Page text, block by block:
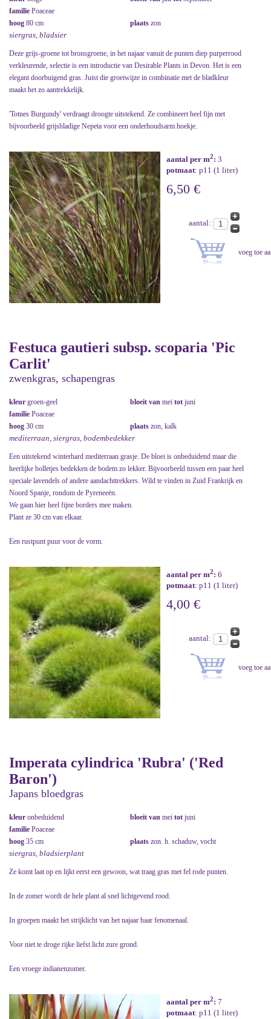
familie Poaceae
hoog 80 cm plaats zon
siergras, bladsier
Deze grijs-groene tot bronsgroene, in het najaar vanuit de punten diep purperrood
verkleurende, selectie is een introductie van Desirable Plants in Devon. Het is een
elegant doorbuigend gras. Juist die groeiwijze in combinatie met de bladkleur
maakt het zo aantrekkelijk.
'Totnes Burgundy' verdraagt droogte uitstekend. Ze combineert heel fijn met
bijvoorbeeld grijsbladige Nepeta voor een onderhoudsarm hoekje.
aantal per m2: 3
potmaat: p11 (1 liter)
6,50 €
aantal:
Festuca gautieri subsp. scoparia 'Pic
Carlit'
zwenkgras, schapengras
kleur groen-geel bloeit van mei tot juni
familie Poaceae
hoog 30 cm plaats zon, kalk
mediterraan, siergras, bodembedekker
Een uitstekend winterhard mediterraan grasje. De bloei is onbeduidend maar die
heerlijke bolletjes bedekken de bodem zo lekker. Bijvoorbeeld tussen een paar heel
speciale lavendels of andere aandachttrekkers. Wild te vinden in Zuid Frankrijk en
Noord Spanje, rondom de Pyreneeën.
We gaan hier heel fijne borders mee maken.
Plant ze 30 cm van elkaar.
Een rustpunt puur voor de vorm.
aantal per m2: 6
potmaat: p11 (1 liter)
4,00 €
aantal:
Imperata cylindrica 'Rubra' ('Red
Baron')
Japans bloedgras
kleur onbeduidend bloeit van mei tot juni
familie Poaceae
hoog 35 cm plaats zon. h. schaduw, vocht
siergras, bladsierplant
Ze komt laat op en lijkt eerst een gewoon, wat traag gras met fel rode punten.
In de zomer wordt de hele plant al snel lichtgevend rood.
In groepen maakt het strijklicht van het najaar haar fenomenaal.
Voor niet te droge rijke liefst licht zure grond.
Een vroege indianenzomer.
aantal per m2: 7
potmaat: p11 (1 liter)